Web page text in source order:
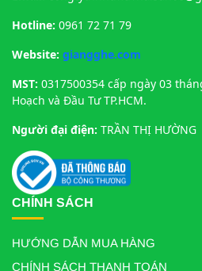
Hotline: 0961 72 71 79
Website: giangghe.com
MST: 0317500354 cấp ngày 03
Hoạch và Đầu Tư TP.HCM.
Người đại điện: TRẦN THỊ HƯỜNG
CHÍNH SÁCH
HƯỚNG DẪN MUA HÀNG
CHÍNH SÁCH THANH TOÁN